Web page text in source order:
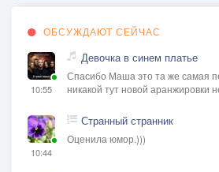
ОБСУЖДАЮТ СЕЙЧАС
10:55
Девочка в синем платье
Спасибо Маша это та же самая
никакой тут новой аранжировки
10:44
Странный странник
Оценила юмор.)))